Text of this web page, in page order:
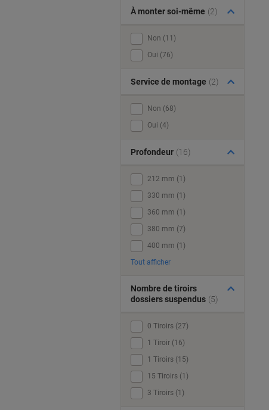
À monter soi-même (2)
Non (11)
Oui (76)
Service de montage (2)
Non (68)
Oui (4)
Profondeur (16)
212 mm (1)
330 mm (1)
360 mm (1)
380 mm (7)
400 mm (1)
Tout afficher
Nombre de tiroirs
dossiers suspendus (5)
0 Tiroirs (27)
1 Tiroir (16)
1 Tiroirs (15)
15 Tiroirs (1)
3 Tiroirs (1)